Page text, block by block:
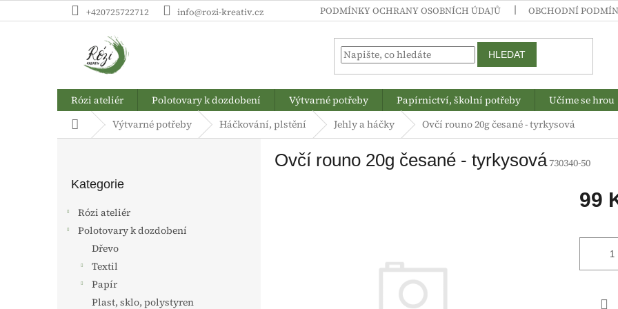
na
+420725722712 info@rozi-kreativ.cz PODMÍNKY OCHRANY OSOBNÍCH ÚDAJŮ OBCHODNÍ
HLEDAT
Rózi ateliér Polotovary k dozdobení Výtvarné potřeby Papírnictví, školní potřeby Učíme se hrou
Domů Výtvarné potřeby Háčkování, plstění Jehly a háčky Ovčí rouno 20g česané - tyrkysová
kategorie
Kategorie
Rózi ateliér
Polotovary k dozdobení
Dřevo
Textil
Papír
Plast, sklo, polystyren
Ovčí rouno 20g česané - tyrkysová730340-50
99
cena: